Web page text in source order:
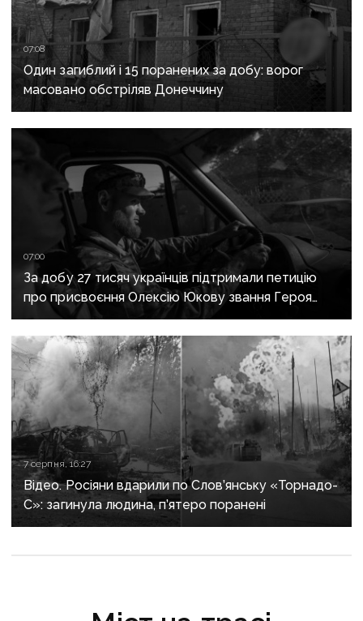
07:08
Один загиблий і 15 поранених за добу: ворог
масовано обстріляв Донеччину
07:00
За добу 27 тисяч українців підтримали петицію
про присвоєння Олексію Юкову звання Героя
України посмертно
7 серпня, 16:27
Відео. Росіяни вдарили по Слов’янську «Торнадо-
С»: загинула людина, п’ятеро поранені